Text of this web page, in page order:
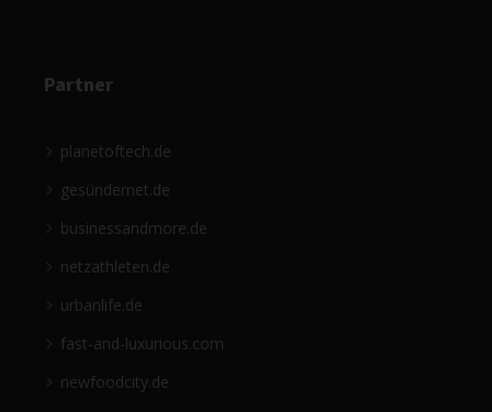
Partner
planetoftech.de
gesündernet.de
businessandmore.de
netzathleten.de
urbanlife.de
fast-and-luxurious.com
newfoodcity.de